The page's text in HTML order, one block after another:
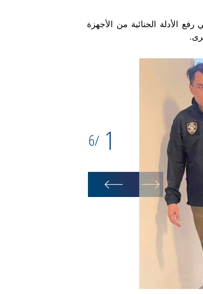
الأدلة الجنائية من الأجهزة
1
/
6